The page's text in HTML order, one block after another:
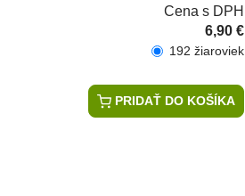
Cena s DPH
6,90 €
192 žiaroviek
PRIDAŤ DO KOŠÍKA